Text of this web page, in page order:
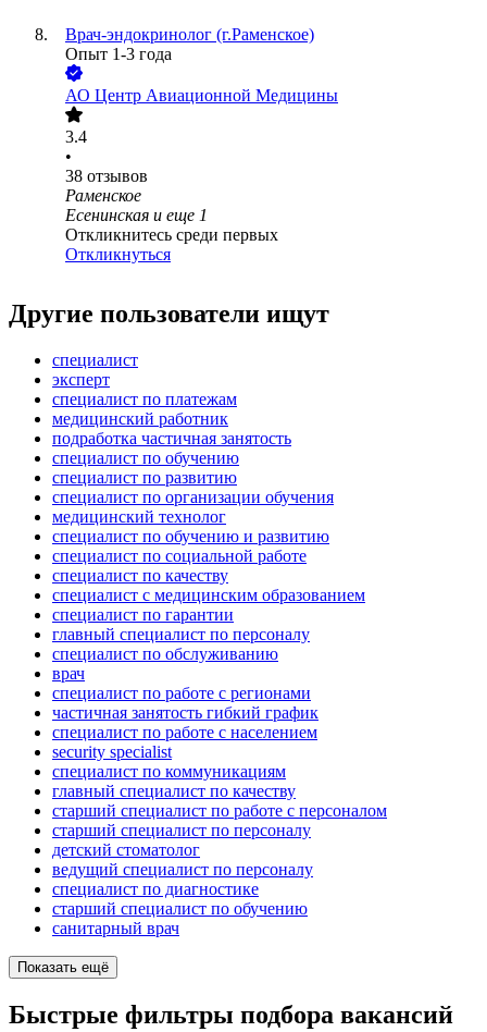
Врач-эндокринолог (г.Раменское)
Опыт 1-3 года
АО Центр Авиационной Медицины
3.4
•
38 отзывов
Раменское
Есенинская и еще 1
Откликнитесь среди первых
Откликнуться
Другие пользователи ищут
специалист
эксперт
специалист по платежам
медицинский работник
подработка частичная занятость
специалист по обучению
специалист по развитию
специалист по организации обучения
медицинский технолог
специалист по обучению и развитию
специалист по социальной работе
специалист по качеству
специалист с медицинским образованием
специалист по гарантии
главный специалист по персоналу
специалист по обслуживанию
врач
специалист по работе с регионами
частичная занятость гибкий график
специалист по работе с населением
security specialist
специалист по коммуникациям
главный специалист по качеству
старший специалист по работе с персоналом
старший специалист по персоналу
детский стоматолог
ведущий специалист по персоналу
специалист по диагностике
старший специалист по обучению
санитарный врач
Показать ещё
Быстрые фильтры подбора вакансий